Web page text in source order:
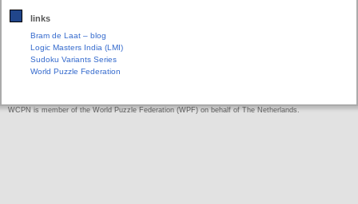
links
Bram de Laat – blog
Logic Masters India (LMI)
Sudoku Variants Series
World Puzzle Federation
WCPN is member of the World Puzzle Federation (WPF) on behalf of The Netherlands.